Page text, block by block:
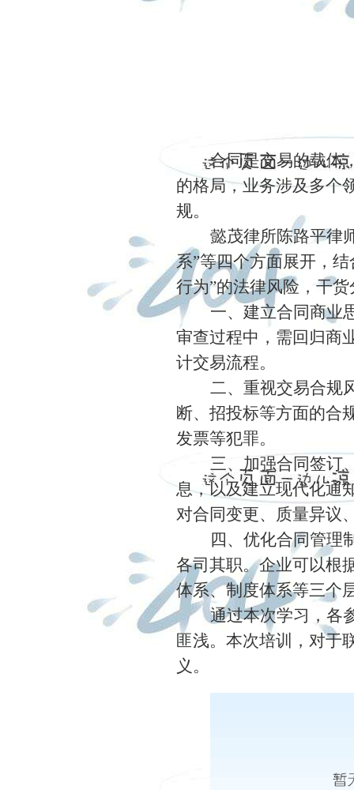
合同是交易的载体
的格局，业务涉及多个
规。
懿茂律所陈路平律
系”等四个方面展开，
行为”的法律风险，干
一、 建立合同商业
审查过程中，需回归商
计交易流程。
二、 重视交易合规
断、招投标等方面的合
发票等犯罪。
三、 加强合同签订
息，以及建立现代化通
对合同变更、质量异议
四、 优化合同管理
各司其职。企业可以根
体系、制度体系等三个
通过本次学习，各
匪浅。本次培训，对于
义。